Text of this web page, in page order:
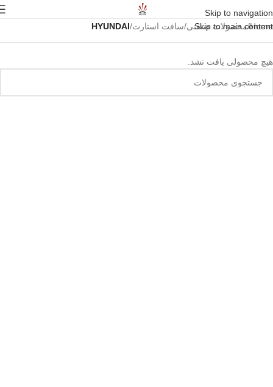
Skip to navigation
Skip to main content
Home
/محصولات صنعتی/سافت استارت/
HYUNDAI
هیچ محصولی یافت نشد.